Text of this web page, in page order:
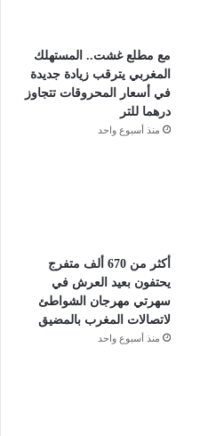
مع مطلع غشت.. المستهلك
المغربي يترقب زيادة جديدة
في أسعار المحروقات تتجاوز
درهما للتر
منذ أسبوع واحد
أكثر من 670 ألف متفرج
يحتفون بعيد العرش في
سهرتي مهرجان الشواطئ
لاتصالات المغرب بالمضيق
منذ أسبوع واحد